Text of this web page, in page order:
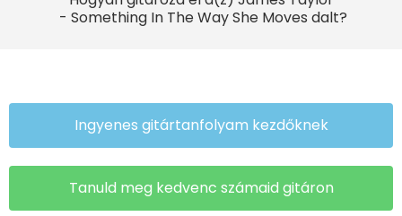
- Something In The Way She Moves dalt?
Ingyenes gitártanfolyam kezdőknek
Tanuld meg kedvenc számaid gitáron